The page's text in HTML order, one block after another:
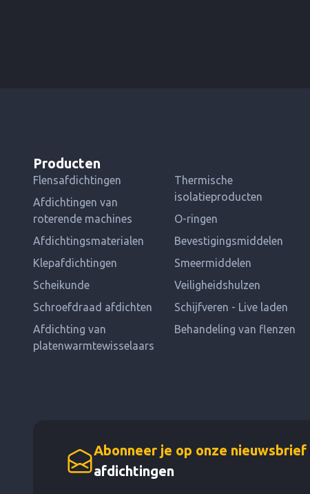
Producten
Flensafdichtingen
Afdichtingen van
roterende machines
Afdichtingsmaterialen
Klepafdichtingen
Scheikunde
Schroefdraad afdichten
Afdichting van
platenwarmtewisselaars
Thermische
isolatieproducten
O-ringen
Bevestigingsmiddelen
Smeermiddelen
Veiligheidshulzen
Schijfveren - Live laden
Behandeling van flenzen
Abonneer je op onze nieuwsbrief
afdichtingen